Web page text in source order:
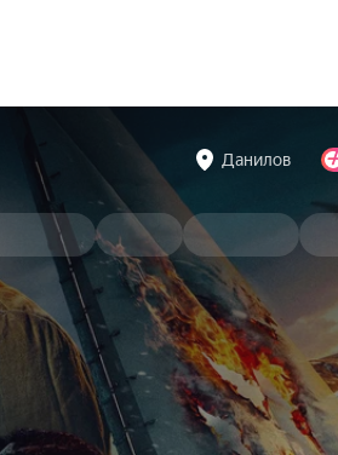
Данилов